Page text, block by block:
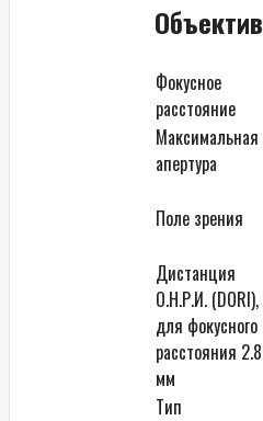
Объектив
Фокусное
расстояние
Максимальная
апертура
Поле зрения
Дистанция
О.Н.Р.И. (DORI),
для фокусного
расстояния 2.8
мм
Тип